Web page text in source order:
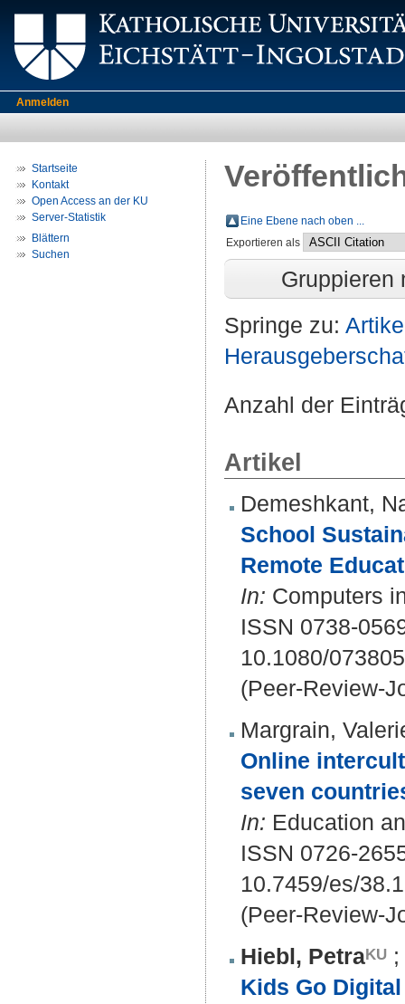
Anmelden
Startseite
Kontakt
Open Access an der KU
Server-Statistik
Blättern
Suchen
Eine Ebene nach oben ...
Exportieren als
Gruppieren
Springe zu:
Anzahl der
Artikel
Demeshkant,
School
Remote
In: Computers
ISSN 0738-
10.1080/
(Peer-Review-
Margrain,
Online
seven
In: Education
ISSN 0726-
10.7459/es/
(Peer-Review-
Hiebl, Petra
;
Kids Go